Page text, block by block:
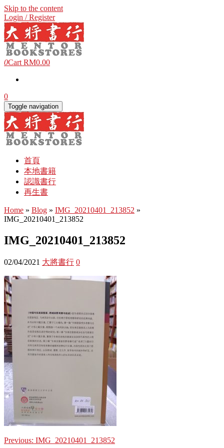
Skip to the content
Login / Register
0Cart RM0.00
0
Toggle navigation
首頁
本地書籍
認識書行
再生書
Home » Blog » IMG_20210401_213852 »
IMG_20210401_213852
IMG_20210401_213852
02/04/2021 大將書行 0
Previous: IMG_20210401_213852